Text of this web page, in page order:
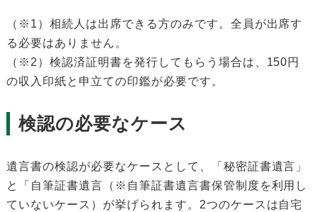
（※1）相続人は出席できる方のみです。全員が出席す
る必要はありません。
（※2）検認済証明書を発行してもらう場合は、150円
の収入印紙と申立ての印鑑が必要です。
検認の必要なケース
遺言書の検認が必要なケースとして、「秘密証書遺言」
と「自筆証書遺言（※自筆証書遺言書保管制度を利用し
ていないケース）が挙げられます。2つのケースは自宅